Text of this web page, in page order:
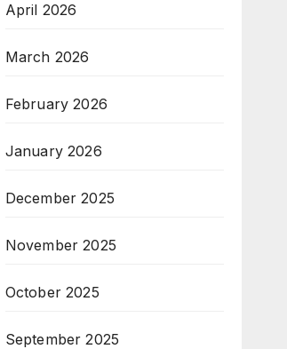
April 2026
March 2026
February 2026
January 2026
December 2025
November 2025
October 2025
September 2025